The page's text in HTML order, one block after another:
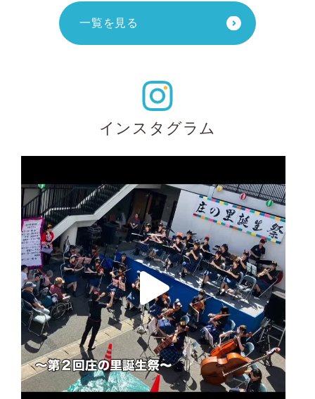
一覧を見る
インスタグラム